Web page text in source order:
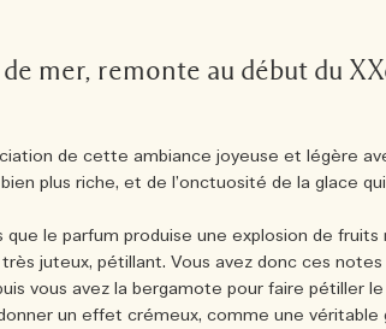
mer, remonte au début du
de cette ambiance joyeuse et légère
plus riche, et de l’onctuosité de la glace
que le parfum produise une explosion de
juteux, pétillant. Vous avez donc ces
vous avez la bergamote pour faire pétiller
un effet crémeux, comme une véritable